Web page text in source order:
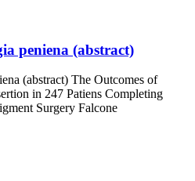
peniena (abstract)
(abstract) The Outcomes of
in 247 Patiens Completing
Surgery Falcone